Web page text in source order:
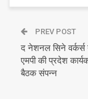
PREV POST
द नेशनल सिने वर्कर्स
एमपी की प्रदेश
बैठक संपन्न